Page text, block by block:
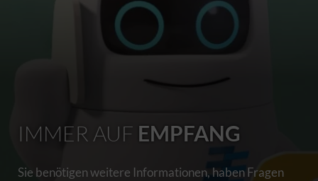
IMMER AUF EMPFANG
Sie benötigen weitere Informationen, haben Fragen